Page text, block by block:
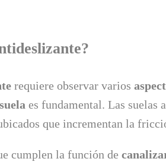
requiere observar varios
es fundamental. Las suelas
que incrementan la
cumplen la función de